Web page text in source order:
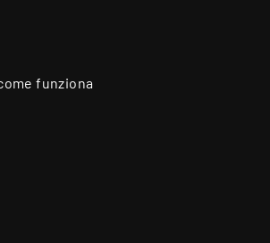
funziona